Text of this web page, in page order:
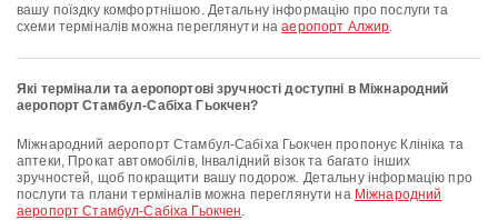
вашу поїздку комфортнішою. Детальну інформацію про послуги та
схеми терміналів можна переглянути нааеропорт Алжир.
Які термінали та аеропортові зручності доступні в Міжнародний
аеропорт Стамбул-Сабіха Гьокчен?
Міжнародний аеропорт Стамбул-Сабіха Гьокчен пропонує Клініка та
аптеки, Прокат автомобілів, Інвалідний візок та багато інших
зручностей, щоб покращити вашу подорож. Детальну інформацію про
послуги та плани терміналів можна переглянути на Міжнародний
аеропорт Стамбул-Сабіха Гьокчен.